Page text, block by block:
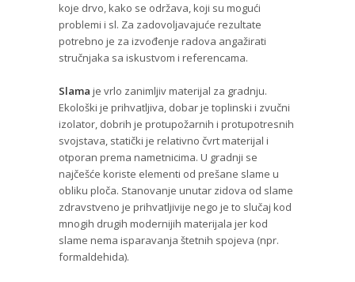
koje drvo, kako se održava, koji su mogući
problemi i sl. Za zadovoljavajuće rezultate
potrebno je za izvođenje radova angažirati
stručnjaka sa iskustvom i referencama.
Slama je vrlo zanimljiv materijal za gradnju.
Ekološki je prihvatljiva, dobar je toplinski i zvučni
izolator, dobrih je protupožarnih i protupotresnih
svojstava, statički je relativno čvrt materijal i
otporan prema nametnicima. U gradnji se
najčešće koriste elementi od prešane slame u
obliku ploča. Stanovanje unutar zidova od slame
zdravstveno je prihvatljivije nego je to slučaj kod
mnogih drugih modernijih materijala jer kod
slame nema isparavanja štetnih spojeva (npr.
formaldehida).